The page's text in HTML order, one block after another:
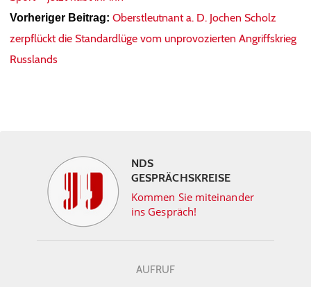
Vorheriger Beitrag: Oberstleutnant a. D. Jochen Scholz
zerpflückt die Standardlüge vom unprovozierten Angriffskrieg
Russlands
NDS
GESPRÄCHSKREISE
Kommen Sie miteinander
ins Gespräch!
AUFRUF